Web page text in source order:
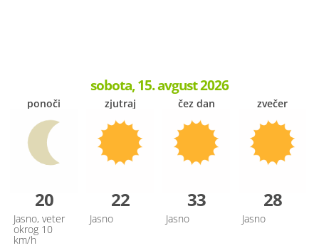
sobota, 15. avgust 2026
ponoči
20
Jasno, veter
okrog 10
km/h
zjutraj
22
Jasno
čez dan
33
Jasno
zvečer
28
Jasno